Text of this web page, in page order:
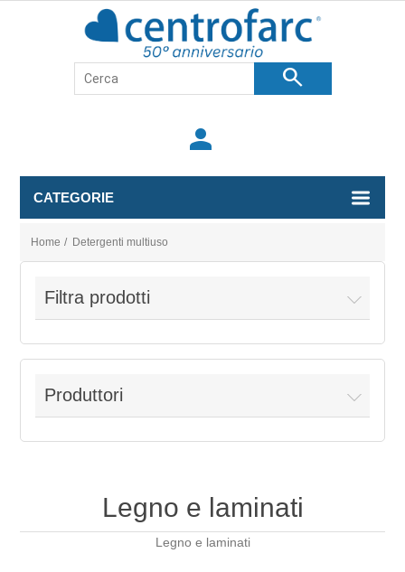
search
person
CATEGORIE
Home / Detergenti multiuso
Filtra prodotti
Produttori
Legno e laminati
Legno e laminati